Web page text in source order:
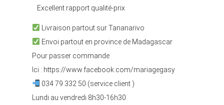
Excellent rapport qualité-prix
Livraison partout sur Tananarivo
Envoi partout en province de Madagascar
Pour passer commande
Ici : https://www.facebook.com/mariagegasy
034 79 332 50 (service client )
Lundi au vendredi 8h30-16h30